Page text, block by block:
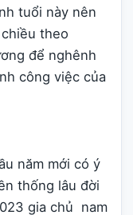
tuổi này nên
theo
để nghênh
công việc của
năm mới có ý
thống lâu đời
gia chủ nam